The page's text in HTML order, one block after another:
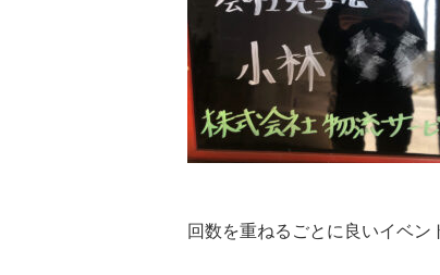
回数を重ねるごとに良いイベン